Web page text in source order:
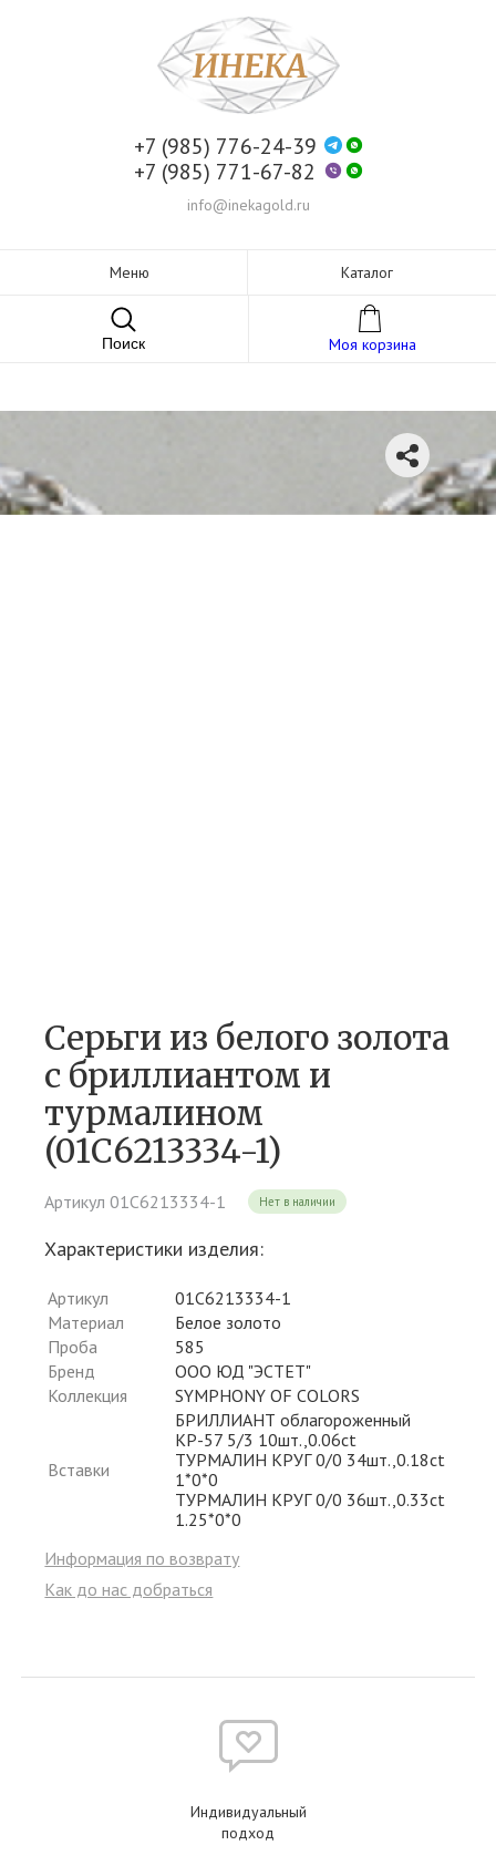
+7 (985) 776-24-39
+7 (985) 771-67-82
info@inekagold.ru
Меню Каталог
Поиск Моя корзина
Серьги из белого золота
c бриллиантом и
турмалином
(01С6213334-1)
Артикул 01С6213334-1 Нет в наличии
Характеристики изделия:
Артикул
01С6213334-1
Материал
Белое золото
Проба
585
Бренд
ООО ЮД "ЭСТЕТ"
Коллекция
SYMPHONY OF COLORS
Вставки
БРИЛЛИАНТ облагороженный
КР-57 5/3 10шт.,0.06ct
ТУРМАЛИН КРУГ 0/0 34шт.,0.18ct
1*0*0
ТУРМАЛИН КРУГ 0/0 36шт.,0.33ct
1.25*0*0
Информация по возврату
Как до нас добраться
Индивидуальный
подход